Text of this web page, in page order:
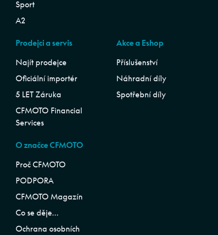
Sport
A2
Prodejci a servis
Najít prodejce
Oficiální importér
5 LET Záruka
CFMOTO Financial
Services
Akce a Eshop
Příslušenství
Náhradní díly
Spotřební díly
O značce CFMOTO
Proč CFMOTO
PODPORA
CFMOTO Magazín
Co se děje…
Ochrana osobních